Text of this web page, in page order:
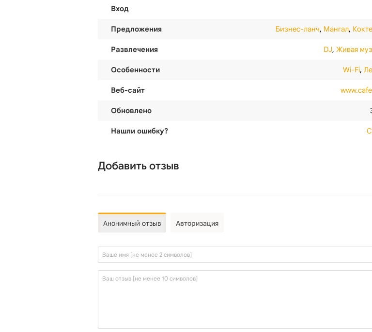
Вход
Предложения Бизнес-ланч, Мангал,
Развлечения DJ, Живая
Особенности Wi-Fi,
Веб-сайт
Обновлено
Нашли ошибку?
Добавить отзыв
Анонимный отзыв Авторизация